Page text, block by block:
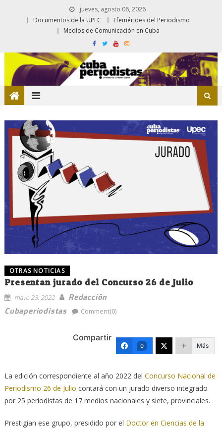
jueves, agosto 06, 2026
Documentos de la UPEC
Efemérides del Periodismo
Medios de Comunicación en Cuba
OTRAS NOTICIAS
Presentan jurado del Concurso 26 de Julio
mayo 23, 2022
Redacción
Cubaperiodistas
Comment(0)
Compartir
0 Más
La edición correspondiente al año 2022 del Concurso Nacional de
Periodismo 26 de Julio contará con un jurado diverso integrado
por 25 periodistas de 17 medios nacionales y siete, provinciales.
Prestigian ese grupo, presidido por el Doctor en Ciencias de la